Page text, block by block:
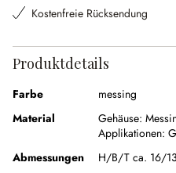
Kostenfreie Rücksendung
Produktdetails
Farbe
messing
Material
Gehäuse:
Applikationen:
Abmessungen
H/B/T ca. 16/